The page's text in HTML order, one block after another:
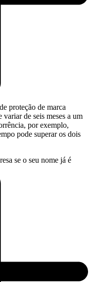
proteção de marca
de seis meses a um
por exemplo,
pode superar os dois
se o seu nome já é